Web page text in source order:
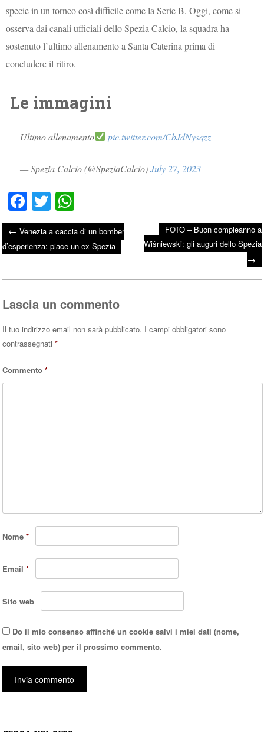
specie in un torneo così difficile come la Serie B. Oggi, come si
osserva dai canali ufficiali dello Spezia Calcio, la squadra ha
sostenuto l’ultimo allenamento a Santa Caterina prima di
concludere il ritiro.
Le immagini
Ultimo allenamento pic.twitter.com/CbJdNysqzz
— Spezia Calcio (@SpeziaCalcio)July 27, 2023
Fa
ce
bo
ok
T
wi
tte
r
ha
ts
A
pp
Post navigation
← Venezia a caccia di un bomber
d’esperienza: piace un ex Spezia
FOTO – Buon compleanno a
Wiśniewski: gli auguri dello Spezia
→
Lascia un commento
Il tuo indirizzo email non sarà pubblicato. I campi obbligatori sono
contrassegnati*
Commento*
Nome*
Email*
Sito web
Do il mio consenso affinché un cookie salvi i miei dati (nome,
email, sito web) per il prossimo commento.